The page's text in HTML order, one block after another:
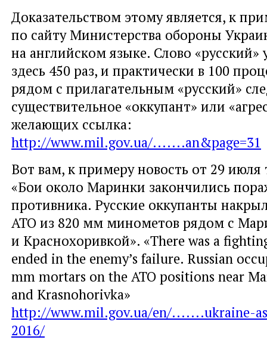
Доказательством этому является, к
по сайту Министерства обороны
на английском языке. Слово «русский»
здесь 450 раз, и практически в 100
рядом с прилагательным «русский»
существительное «оккупант» или
желающих ссылка:
http://www.mil.gov.ua/.......an&page=31
Вот вам, к примеру новость от 29 июля
«Бои около Маринки закончились
противника. Русские оккупанты
АТО из 820 мм минометов рядом с
и Краснохоривкой». «There was a
ended in the enemy’s failure. Russian
mm mortars on the ATO positions near
and Krasnohorivka»
http://www.mil.gov.ua/en/.......ukraine-
2016/